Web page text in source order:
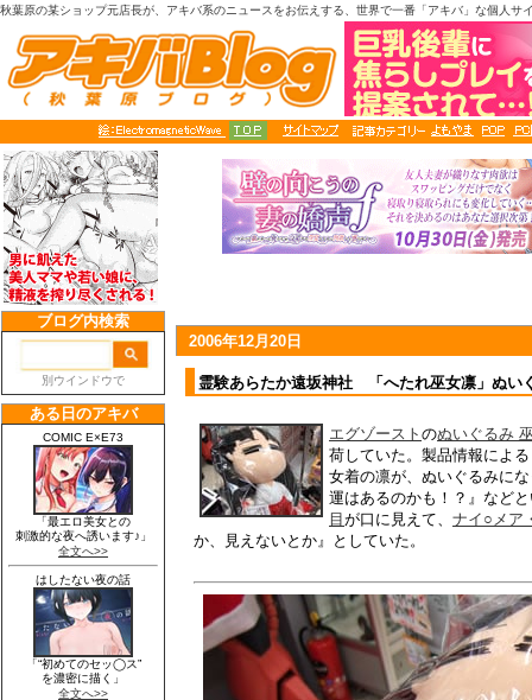
秋葉原の某ショップ元店長が、アキバ系のニュースをお伝えする、世界で一番「アキバ」な個人サ
2006年12月20日
霊験あらたか遠坂神社 「へたれ巫女凛」ぬい
エグゾースト のぬいぐるみ
荷していた。製品情報によ
女着の凛が、ぬいぐるみに
運はあるのかも！？』など
目 が口に見えて、 ナイ○メア
か、見えないとか』としていた。